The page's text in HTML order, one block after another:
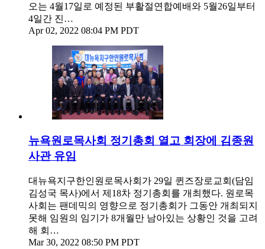
오는 4월17일로 예정된 부활절연합예배와 5월26일부터
4일간 진…
Apr 02, 2022 08:04 PM PDT
뉴욕원로목사회 정기총회 열고 회장에 김종원
사관 유임
대뉴욕지구한인원로목사회가 29일 퀸즈장로교회(담임
김성국 목사)에서 제18차 정기총회를 개최했다. 원로목
사회는 팬데믹의 영향으로 정기총회가 그동안 개최되지
못해 임원의 임기가 8개월만 남아있는 상황인 것을 고려
해 회…
Mar 30, 2022 08:50 PM PDT